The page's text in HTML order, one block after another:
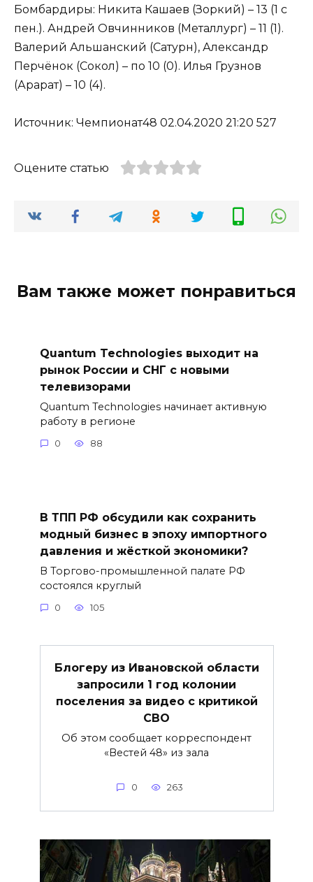
Бомбардиры: Никита Кашаев (Зоркий) – 13 (1 с
пен.). Андрей Овчинников (Металлург) – 11 (1).
Валерий Альшанский (Сатурн), Александр
Перчёнок (Сокол) – по 10 (0). Илья Грузнов
(Арарат) – 10 (4).
Источник: Чемпионат48 02.04.2020 21:20 527
Оцените статью
Вам также может понравиться
Quantum Technologies выходит на
рынок России и СНГ с новыми
телевизорами
Quantum Technologies начинает активную
работу в регионе
0 88
В ТПП РФ обсудили как сохранить
модный бизнес в эпоху импортного
давления и жёсткой экономики?
В Торгово-промышленной палате РФ
состоялся круглый
0 105
Блогеру из Ивановской области
запросили 1 год колонии
поселения за видео с критикой
СВО
Об этом сообщает корреспондент
«Вестей 48» из зала
0 263